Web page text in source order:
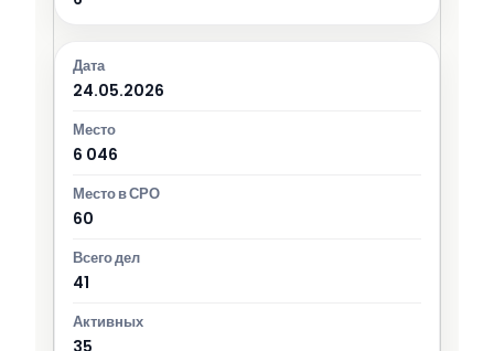
24.05.2026
6 046
60
41
35